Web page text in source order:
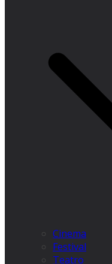
Cinema
Festival
Teatro